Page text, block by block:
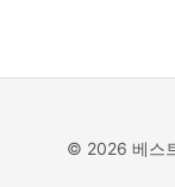
© 2026 베스